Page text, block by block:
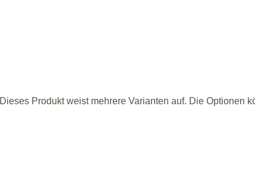
Dieses Produkt weist mehrere Varianten auf. Die Optionen